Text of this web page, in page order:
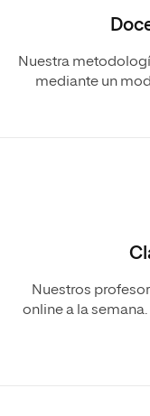
Nuestra
mediante un
Nuestros
online a la